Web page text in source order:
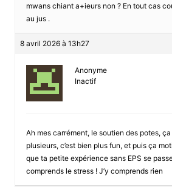
mwans chiant a+ieurs non ? En tout cas
au jus .
8 avril 2026 à 13h27
Anonyme
Inactif
Ah mes carrément, le soutien des potes,
plusieurs, c’est bien plus fun, et puis ça
que ta petite expérience sans EPS se
comprends le stress ! J’y comprends rien